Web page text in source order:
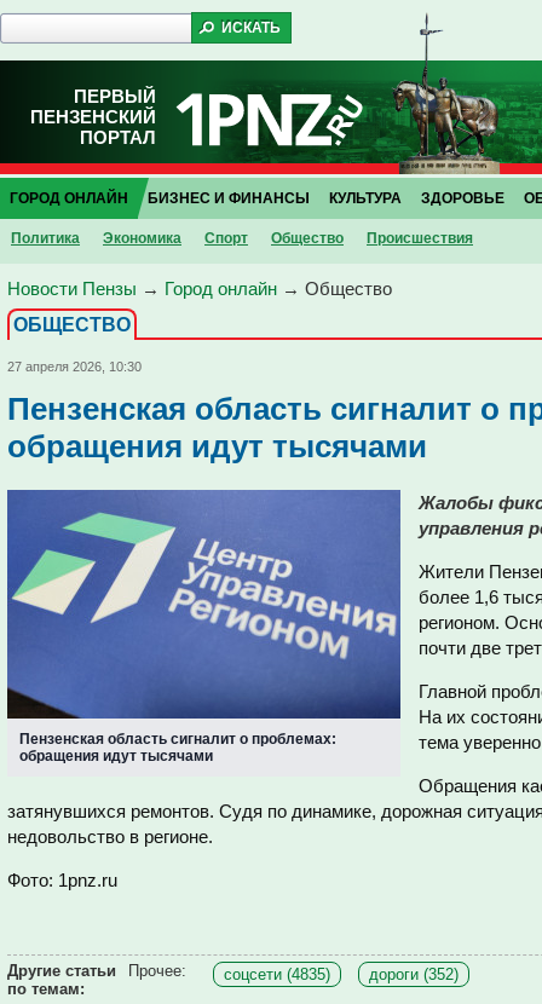
ПЕРВЫЙ
ПЕНЗЕНСКИЙ
ПОРТАЛ
ГОРОД ОНЛАЙН
Политика Экономика Спорт Общество Проиcшествия
БИЗНЕС И ФИНАНСЫ КУЛЬТУРА ЗДОРОВЬЕ
Новости Пензы → Город онлайн → Общество
ОБЩЕСТВО
27 апреля 2026, 10:30
Пензенская область сигналит о
обращения идут тысячами
Пензенская область сигналит о проблемах:
обращения идут тысячами
Жалобы
управления
Жители
более 1,6
регионом.
почти две
Главной
На их
тема
Обращения
затянувшихся ремонтов. Судя по динамике, дорожная
недовольство в регионе.
Фото: 1pnz.ru
Другие статьи
по темам:
Прочее: соцсети (4835) дороги (352)